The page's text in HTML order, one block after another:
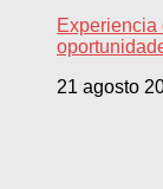
Experiencia
21 agosto